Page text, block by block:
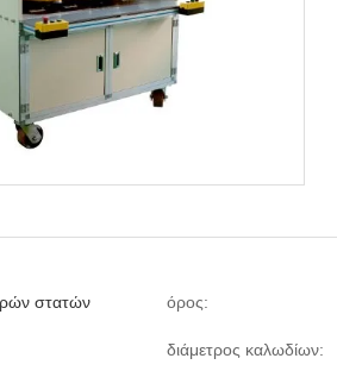
στατών όρος:
διάμετρος καλωδίων: